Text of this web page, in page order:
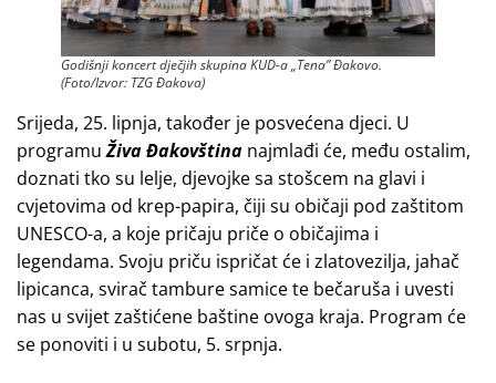
Godišnji koncert dječjih skupina KUD-a „Tena” Đakovo.
(Foto/Izvor: TZG Đakova)
Srijeda, 25. lipnja, također je posvećena djeci. U
programuŽiva Đakovština najmlađi će, među ostalim,
doznati tko su lelje, djevojke sa stošcem na glavi i
cvjetovima od krep-papira, čiji su običaji pod zaštitom
UNESCO-a, a koje pričaju priče o običajima i
legendama. Svoju priču ispričat će i zlatovezilja, jahač
lipicanca, svirač tambure samice te bečaruša i uvesti
nas u svijet zaštićene baštine ovoga kraja. Program će
se ponoviti i u subotu, 5. srpnja.